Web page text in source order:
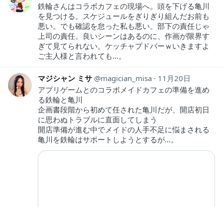
鉄輪さんはコラボカフェの現場へ。頭を下げる亀川
を見つける。スケジュールをぎりぎり組んだお前も
悪い。でも確認を怠った私も悪い。部下の責任じゃ
上司の責任。良いシーンはあるのに、作画が限界す
ぎて見てられない。ケッチャプドバーｗいきますよ
ご主人様と言われても…。
マジシャン ミサ magician_misa
11月20日
アプリゲームとのコラボメイドカフェの準備を進め
る鉄輪と亀川
企画書段階から初めて任された亀川だが、開店初日
に思わぬトラブルに直面してしまう
開店準備が進む中でメイドの人手不足に悩まされる
亀川を鉄輪はサポートしようとするが…。